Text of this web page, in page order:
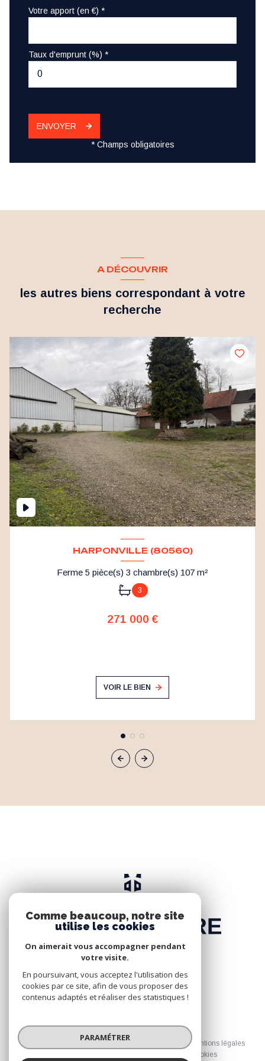
Votre apport (en €) *
Taux d'emprunt (%) *
ENVOYER
* Champs obligatoires
A DÉCOUVRIR
les autres biens correspondant à votre
recherche
HARPONVILLE (80560)
Ferme 5 pièce(s) 3 chambre(s) 107 m²
3
271 000 €
VOIR LE BIEN
© 2026 | Tous droits réservés
Mentions légales
Cookies
Comme beaucoup, notre site
utilise les cookies
On aimerait vous accompagner pendant
votre visite.
En poursuivant, vous acceptez l'utilisation des
cookies par ce site, afin de vous proposer des
contenus adaptés et réaliser des statistiques !
PARAMÉTRER